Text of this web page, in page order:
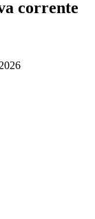
corrente